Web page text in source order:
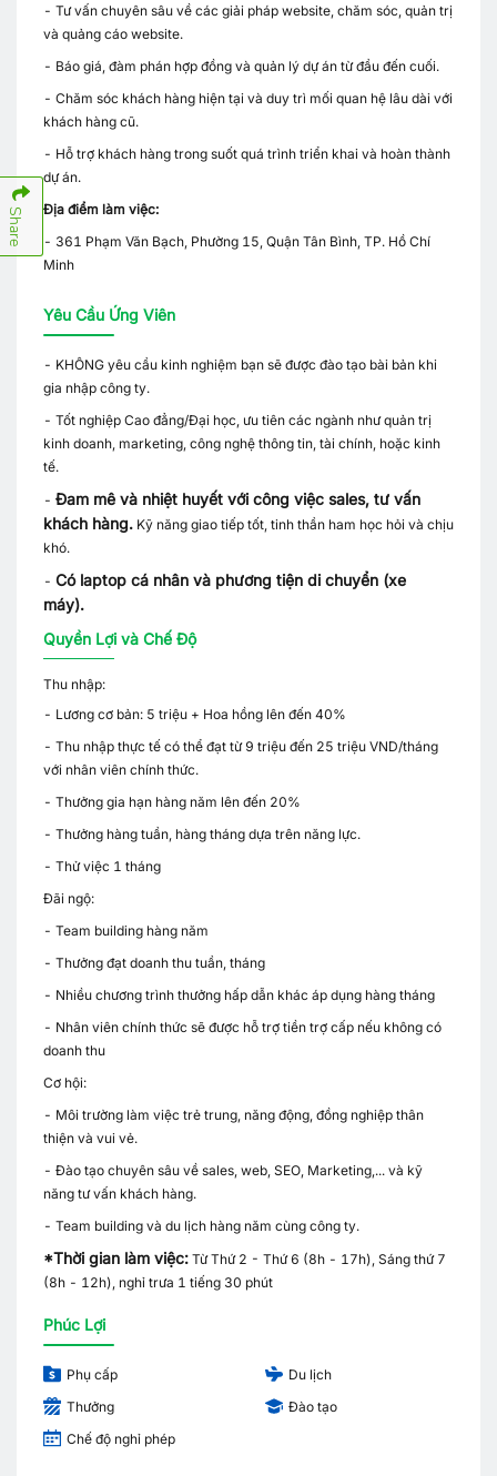
- Tư vấn chuyên sâu về các giải pháp website, chăm sóc, quản trị
và quảng cáo website.
- Báo giá, đàm phán hợp đồng và quản lý dự án từ đầu đến cuối.
- Chăm sóc khách hàng hiện tại và duy trì mối quan hệ lâu dài với
khách hàng cũ.
- Hỗ trợ khách hàng trong suốt quá trình triển khai và hoàn thành
dự án.
Địa điểm làm việc:
- 361 Phạm Văn Bạch, Phường 15, Quận Tân Bình, TP. Hồ Chí
Minh
Yêu Cầu Ứng Viên
- KHÔNG yêu cầu kinh nghiệm bạn sẽ được đào tạo bài bản khi
gia nhập công ty.
- Tốt nghiệp Cao đẳng/Đại học, ưu tiên các ngành như quản trị
kinh doanh, marketing, công nghệ thông tin, tài chính, hoặc kinh
tế.
- Đam mê và nhiệt huyết với công việc sales, tư vấn
khách hàng. Kỹ năng giao tiếp tốt, tinh thần ham học hỏi và chịu
khó.
- Có laptop cá nhân và phương tiện di chuyển (xe
máy).
Quyền Lợi và Chế Độ
Thu nhập:
- Lương cơ bản: 5 triệu + Hoa hồng lên đến 40%
- Thu nhập thực tế có thể đạt từ 9 triệu đến 25 triệu VND/tháng
với nhân viên chính thức.
- Thưởng gia hạn hàng năm lên đến 20%
- Thưởng hàng tuần, hàng tháng dựa trên năng lực.
- Thử việc 1 tháng
Đãi ngộ:
- Team building hàng năm
- Thưởng đạt doanh thu tuần, tháng
- Nhiều chương trình thưởng hấp dẫn khác áp dụng hàng tháng
- Nhân viên chính thức sẽ được hỗ trợ tiền trợ cấp nếu không có
doanh thu
Cơ hội:
- Môi trường làm việc trẻ trung, năng động, đồng nghiệp thân
thiện và vui vẻ.
- Đào tạo chuyên sâu về sales, web, SEO, Marketing,... và kỹ
năng tư vấn khách hàng.
- Team building và du lịch hàng năm cùng công ty.
*Thời gian làm việc: Từ Thứ 2 - Thứ 6 (8h - 17h), Sáng thứ 7
(8h - 12h), nghỉ trưa 1 tiếng 30 phút
Phúc Lợi
Phụ cấp
Du lịch
Thưởng
Đào tạo
Chế độ nghỉ phép
Share